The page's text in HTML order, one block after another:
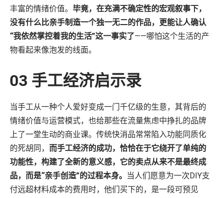
丰富的情绪价值。 毕竟，在充满不确定性的宏观叙事下，
没有什么比亲手制造一个独一无二的作品，更能让人确认
“我依然掌控着我的生活”这一事实了——哪怕这个生活的产
物看起来像泡发的线面。
03 手工经济启示录
当手工从一种个人爱好变成一门千亿级的生意，其背后的
情绪价值与运营模式，也给那些在流量焦虑中挣扎的品牌
上了一堂生动的商业课。传统快消品常常陷入功能同质化
的死胡同， 而手工经济的成功，恰恰在于它绕开了单纯的
功能性，构建了全新的意义感，它的卖点从来不是最终成
品，而是“亲手创造”的过程本身。 当人们愿意为一次DIY支
付远超材料成本的费用时，他们买下的，是一段可预见